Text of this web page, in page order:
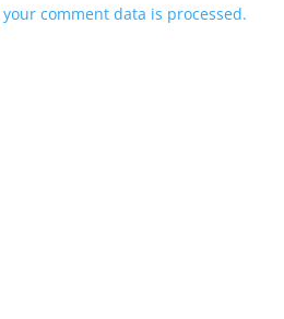
comment data is processed.